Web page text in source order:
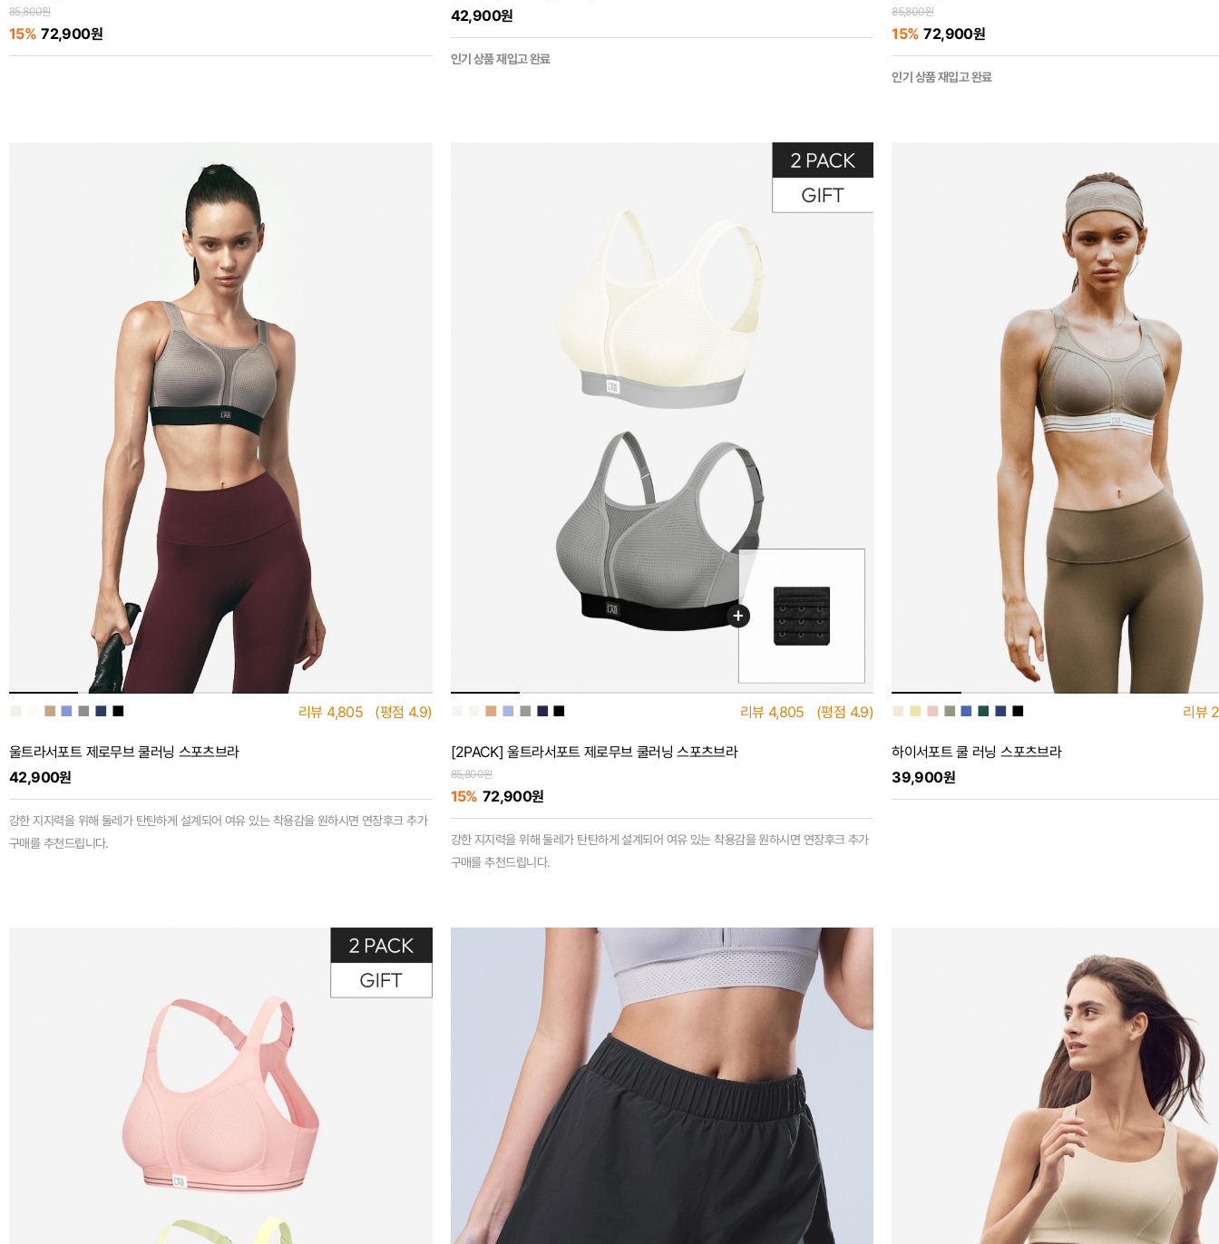
85,800원
15% 72,900원
42,900원
인기 상품 재입고 완료
85,800원
15% 72,900원
인기 상품 재입고 완료
■ ■ ■ ■ ■ ■ 리뷰 4,805 (평점 4.9)
울트라서포트 제로무브 쿨러닝 스포츠브라
42,900원
강한 지지력을 위해 둘레가 탄탄하게 설계되어 여유 있는 착용감을 원하시면 연장후크 추가
구매를 추천드립니다.
■ ■ ■ ■ ■ 리뷰 4,805 (평점 4.9)
[2PACK] 울트라서포트 제로무브 쿨러닝 스포츠브라
85,800원
15% 72,900원
강한 지지력을 위해 둘레가 탄탄하게 설계되어 여유 있는 착용감을 원하시면 연장후크 추가
구매를 추천드립니다.
■ ■ ■ ■ ■ ■ ■ ■ 리뷰
하이서포트 쿨 러닝 스포츠브라
39,900원